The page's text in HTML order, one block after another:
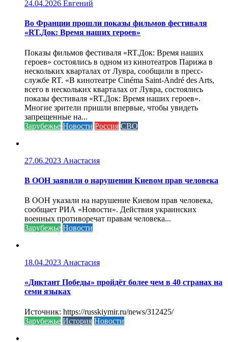
24.04.2026 Евгений
Во Франции прошли показы фильмов фестиваля
«RT.Док: Время наших героев»
Показы фильмов фестиваля «RT.Док: Время наших
героев» состоялись в одном из кинотеатров Парижа в
нескольких кварталах от Лувра, сообщили в пресс-
службе RT. «В кинотеатре Cinéma Saint-André des Arts,
всего в нескольких кварталах от Лувра, состоялись
показы фестиваля «RT.Док: Время наших героев».
Многие зрители пришли впервые, чтобы увидеть
запрещенные на...
Зарубежье Новости Россия СВО
27.06.2023 Анастасия
В ООН заявили о нарушении Киевом прав человека
В ООН указали на нарушение Киевом прав человека,
сообщает РИА «Новости». Действия украинских
военных противоречат правам человека...
Зарубежье Новости
18.04.2023 Анастасия
«Диктант Победы» пройдёт более чем в 40 странах на
семи языках
Источник: https://russkiymir.ru/news/312425/
Зарубежье История Новости